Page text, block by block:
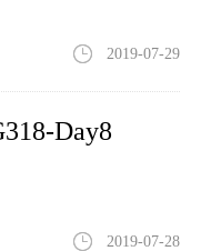
2019-07-29
Day8
2019-07-28